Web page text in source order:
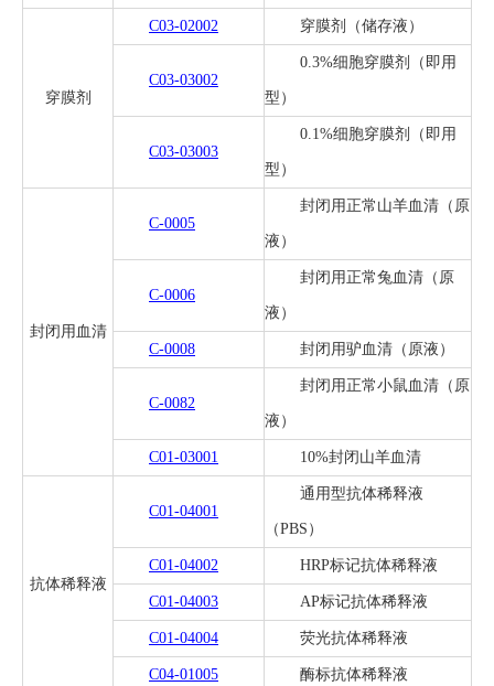
穿膜剂
C03-02002 穿膜剂（储存液）
C03-03002
0.3%细胞穿膜剂（即用
型）
C03-03003
0.1%细胞穿膜剂（即用
型）
封闭用血清
C-0005
封闭用正常山羊血清（原
液）
C-0006
封闭用正常兔血清（原
液）
C-0008 封闭用驴血清（原液）
C-0082
封闭用正常小鼠血清（原
液）
C01-03001 10%封闭山羊血清
抗体稀释液
C01-04001
通用型抗体稀释液
（PBS）
C01-04002 HRP标记抗体稀释液
C01-04003 AP标记抗体稀释液
C01-04004 荧光抗体稀释液
C04-01005 酶标抗体稀释液